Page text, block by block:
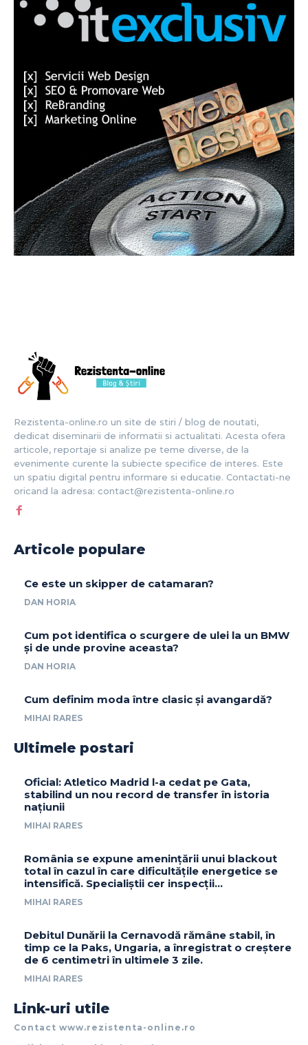
Rezistenta-online.ro un site de stiri / blog de noutati,
dedicat diseminarii de informatii si actualitati. Acesta ofera
articole, reportaje si analize pe teme diverse, de la
evenimente curente la subiecte specifice de interes. Este
un spatiu digital pentru informare si educatie. Contactati-ne
oricand la adresa: contact@rezistenta-online.ro
Articole populare
Ce este un skipper de catamaran?
DAN HORIA
Cum pot identifica o scurgere de ulei la un BMW
și de unde provine aceasta?
DAN HORIA
Cum definim moda între clasic și avangardă?
MIHAI RARES
Ultimele postari
Oficial: Atletico Madrid l-a cedat pe Gata,
stabilind un nou record de transfer în istoria
națiunii
MIHAI RARES
România se expune amenințării unui blackout
total în cazul în care dificultățile energetice se
intensifică. Specialiștii cer inspecții…
MIHAI RARES
Debitul Dunării la Cernavodă rămâne stabil, în
timp ce la Paks, Ungaria, a înregistrat o creștere
de 6 centimetri în ultimele 3 zile.
MIHAI RARES
Link-uri utile
Contact www.rezistenta-online.ro